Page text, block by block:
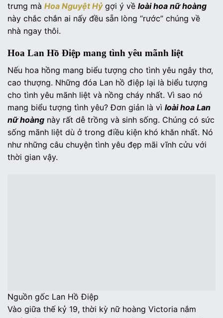
trưng mà Hoa Nguyệt Hỷgợi ý về loài hoa nữ hoàng
này chắc chắn ai nấy đều sẵn lòng “rước” chúng về
nhà ngay thôi.
Hoa Lan Hồ Điệp mang tình yêu mãnh liệt
Nếu hoa hồng mang biểu tượng cho tình yêu ngây thơ,
cao thượng. Những đóa Lan hồ điệp lại là biểu tượng
cho tình yêu mãnh liệt và nồng cháy nhất. Vì sao nó
mang biểu tượng tình yêu? Đơn giản là vì loài hoa Lan
nữ hoàng này rất dễ trồng và sinh sống. Chúng có sức
sống mãnh liệt dù ở trong điều kiện khó khăn nhất. Nó
như những câu chuyện tình yêu đẹp mãi vĩnh cửu với
thời gian vậy.
Nguồn gốc Lan Hồ Điệp
Vào giữa thế kỷ 19, thời kỳ nữ hoàng Victoria nắm